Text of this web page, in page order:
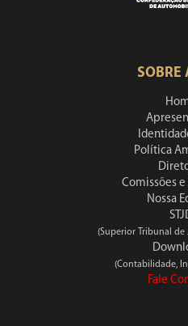
SOBRE
Política
Comissões
Nossa
(Superior Tribunal de
(Contabilidade,
Fale